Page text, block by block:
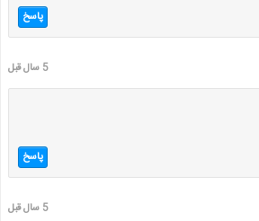
پاسخ
5 سال قبل
پاسخ
5 سال قبل